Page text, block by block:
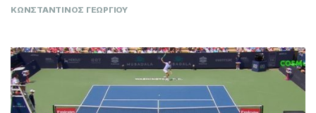
ΚΩΝΣΤΑΝΤΙΝΟΣ ΓΕΩΡΓΙΟΥ